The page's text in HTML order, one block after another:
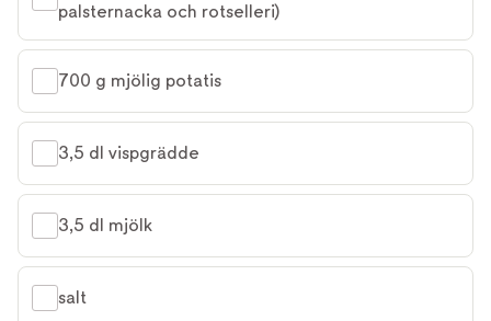
palsternacka och rotselleri)
700 g mjölig potatis
3,5 dl vispgrädde
3,5 dl mjölk
salt